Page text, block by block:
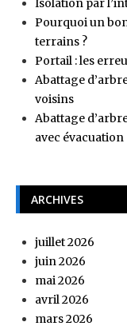
Isolation par
Pourquoi un
terrains ?
Portail : les
Abattage
voisins
Abattage
avec évacuation
ARCHIVES
juillet 2026
juin 2026
mai 2026
avril 2026
mars 2026